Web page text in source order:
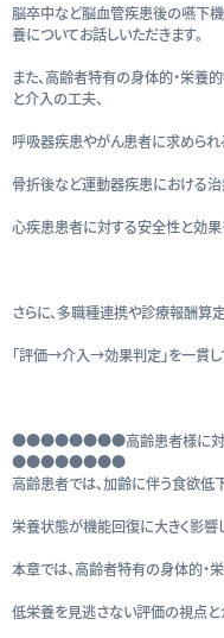
脳卒中など脳血管疾患後の嚥下
養についてお話しいただきます。
また、高齢者特有の身体的・栄養
と介入の工夫、
呼吸器疾患やがん患者に求められ
骨折後など運動器疾患における
心疾患患者に対する安全性と効果
さらに、多職種連携や診療報酬算
「評価→介入→効果判定」を一貫
●●●●●●●●高齢患者様に対す
●●●●●●●●
高齢患者では、加齢に伴う食欲低
栄養状態が機能回復に大きく影響
本章では、高齢者特有の身体的・
低栄養を見逃さない評価の視点と